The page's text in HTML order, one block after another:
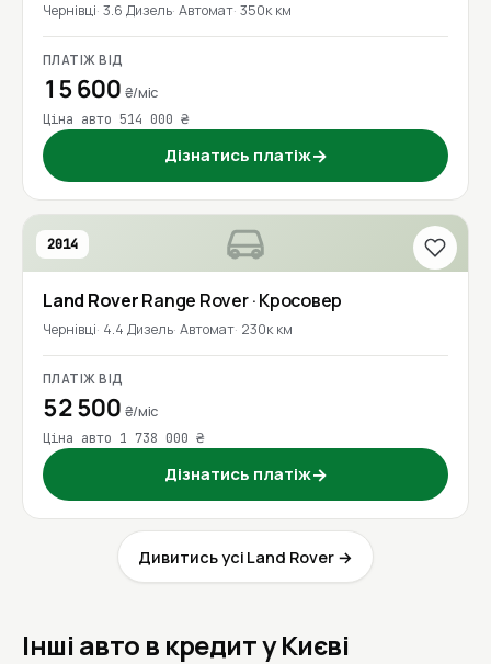
Чернівці 3.6 Дизель Автомат 350к км
ПЛАТІЖ ВІД
15 600 ₴/міс
Ціна авто 514 000 ₴
Дізнатись платіж→
2014
Land RoverRange Rover· Кросовер
Чернівці 4.4 Дизель Автомат 230к км
ПЛАТІЖ ВІД
52 500 ₴/міс
Ціна авто 1 738 000 ₴
Дізнатись платіж→
Дивитись усі Land Rover →
Інші авто в кредит у Києві